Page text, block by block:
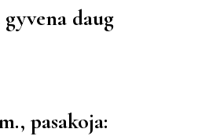
daug
pasakoja: